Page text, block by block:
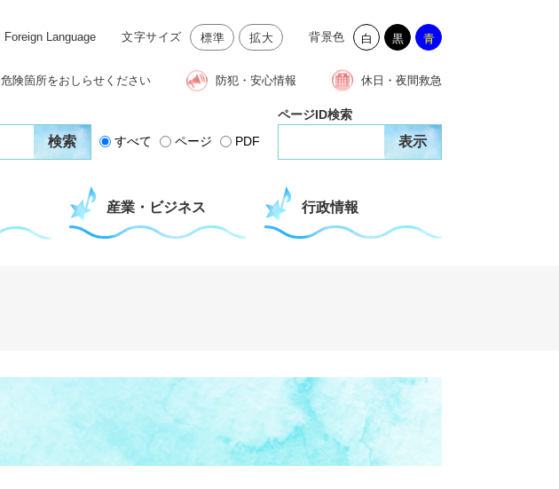
Foreign Language 文字サイズ 標準 拡大 背景色 白 黒 青
危険箇所をおしらせください 防犯・安心情報 休日・夜間救急
すべて ページ PDF
ページID検索
産業・ビジネス 行政情報